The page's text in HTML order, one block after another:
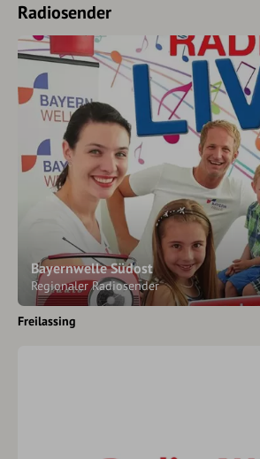
Radiosender
Bayernwelle Südost
Regionaler Radiosender
Freilassing